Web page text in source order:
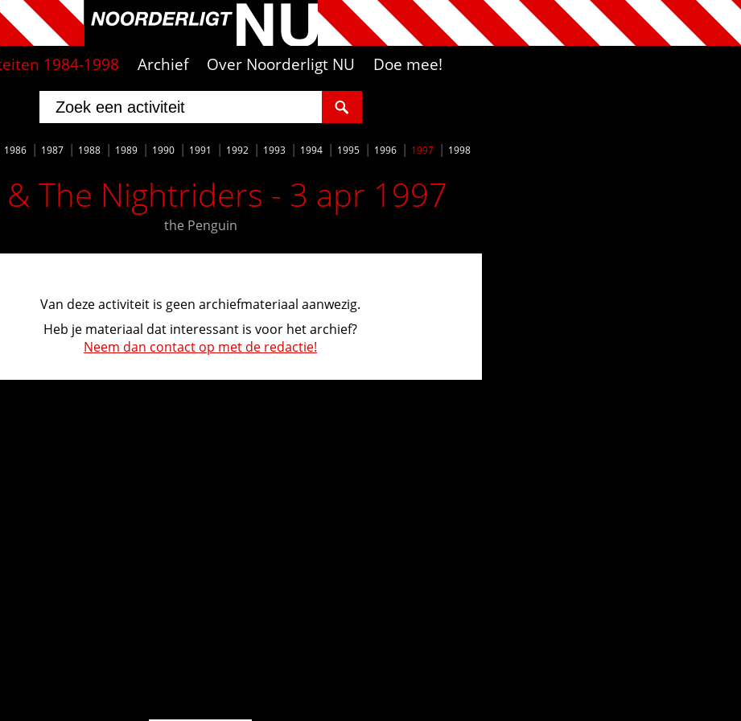
1984-1998 Archief Over Noorderligt NU Doe mee!
1986 1987 1988 1989 1990 1991 1992 1993 1994 1995 1996 1997 1998
& The Nightriders - 3 apr 1997
the Penguin
Van deze activiteit is geen archiefmateriaal aanwezig.
Heb je materiaal dat interessant is voor het archief?
Neem dan contact op met de redactie!